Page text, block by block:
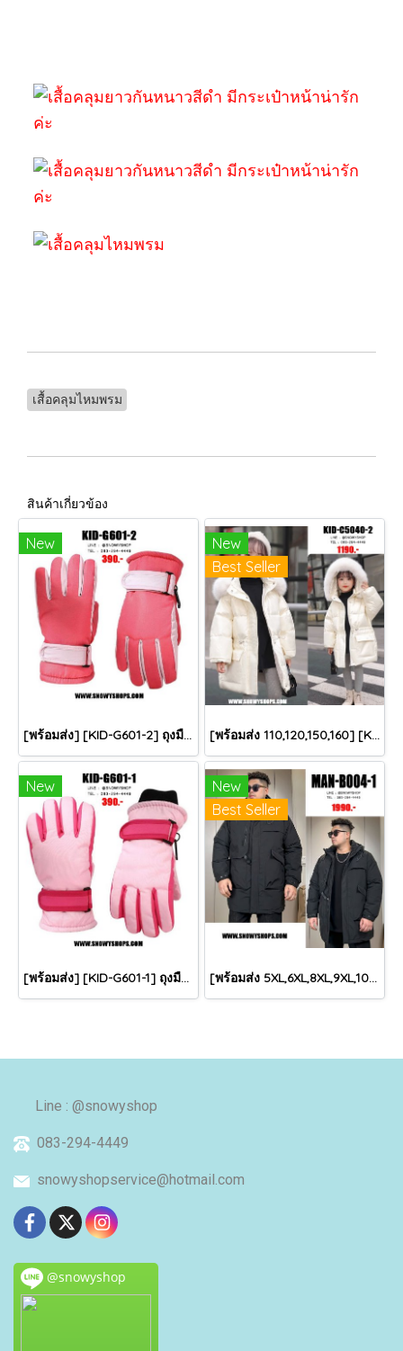
เสื้อคลุมไหมพรม
สินค้าเกี่ยวข้อง
New
[พร้อมส่ง] [KID-G601-2] ถุงมือกันหนาวเด็กสีชมพูเข้ม ซับขนด้านใน ใส่กันหนาวเล่นหิมะได้ (เหมาะสำหรับเด็ก 3-5ขวบ)
New
Best Seller
[พร้อมส่ง 110,120,150,160] [KID-C5040-2] เสื้อโค้ทกันหนาวเด็กขนเป็ดสีขาว แขนยาว มีกระเป๋าสองข้าง แบบซิปด้านหน้า หมวกฮู้ดติดเฟอร์ฟรุ้งฟริ้งใส่ติดลบกันหนาว เล่นหิมะได้ค่ะ
New
[พร้อมส่ง] [KID-G601-1] ถุงมือกันหนาวเด็กสีชมพูอ่อน ซับขนด้านใน ใส่กันหนาวเล่นหิมะได้ (เหมาะสำหรับเด็ก 3-5ขวบ)
New
Best Seller
[พร้อมส่ง 5XL,6XL,8XL,9XL,10XL] [Man-B004-1] Down Jackets BigSize เสื้อโค้ทขนเป็ดกันหนาวสีดำชายไซด์ใหญ่ มีหมวกฮู้ด ซิปด้านหน้า กันน้ำ ใส่กันหนาวติดลบได้อย่างดี
Line : @snowyshop
083-294-4449
snowyshopservice@hotmail.com
@snowyshop